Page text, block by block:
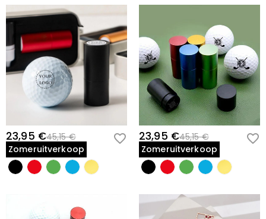
23,95 €45,15 €
Zomeruitverkoop
23,95 €45,15 €
Zomeruitverkoop